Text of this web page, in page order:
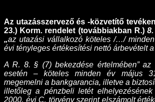
Az utazásszervező és -közvetítő
23.) Korm. rendelet (továbbiakban R.)
„az utazási vállalkozó köteles /…/
évi tényleges értékesítési nettó árbevételt
A R. 8. § (7) bekezdése értelmében”
esetén – köteles minden év május
megemelni a bankgarancia, illetve a
illetőleg a pénzbeli letét
2000. évi C. törvény szerint elszámolt